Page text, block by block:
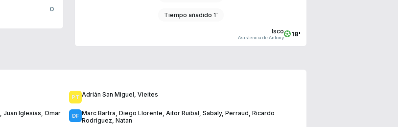
0
Tiempo añadido 1'
18'
Isco
Asistencia de Antony
, Juan Iglesias, Omar
Adrián San Miguel, Vieites
Marc Bartra, Diego Llorente, Aitor Ruibal, Sabaly, Perraud, Ricardo
Rodríguez, Natan